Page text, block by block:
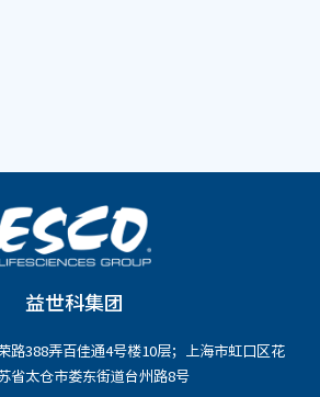
益世科集团
路388弄百佳通4号楼10层；上海市虹口区花
省太仓市娄东街道台州路8号